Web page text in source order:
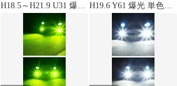
H18.5～H21.9 U31 爆光
単色 H8/H11/H16 LED
フォグランプ バルブ 球
2個SET 特注ハイパワ
ーLEDチップ搭載 ポン
付け 新品 送料込み Bタ
H19.6 Y61 爆光 単色
H8/H11/H16 LED フォ
グランプ バルブ 球 2個
SET 特注ハイパワー
LEDチップ搭載 ポン付
け 新品 送料込み Bタイ